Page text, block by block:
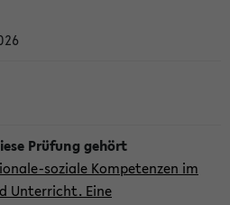
soziale Kompetenzen im
Unterricht. Eine